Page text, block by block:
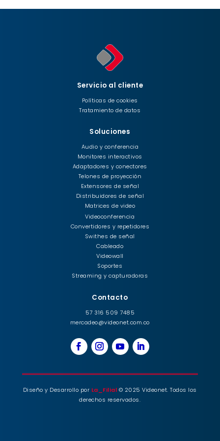
Servicio al cliente
Políticas de cookies
Tratamiento de datos
Soluciones
Audio y conferencia
Monitores interactivos
Adaptadores y conectores
Telones de proyección
Extensores de señal
Distribuidores de señal
Matrices de video
Videoconferencia
Convertidores y repetidores
Swithes de señal
Cableado
Videowall
Soportes
Streaming y capturadoras
Contacto
57 316 509 7485
mercadeo@videonet.com.co
Diseño y Desarrollo por La_Filial © 2025 Videonet. Todos los
derechos reservados.